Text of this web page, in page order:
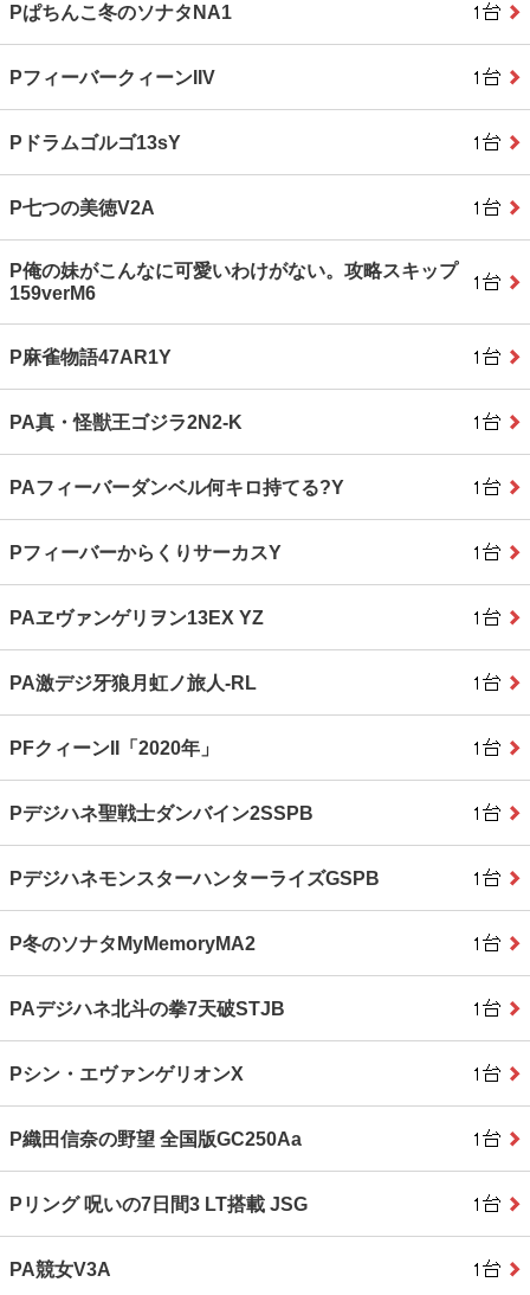
Pぱちんこ冬のソナタNA1
PフィーバークィーンIIV
Pドラムゴルゴ13sY
P七つの美徳V2A
P俺の妹がこんなに可愛いわけがない。攻略スキップ
159verM6
P麻雀物語47AR1Y
PA真・怪獣王ゴジラ2N2-K
PAフィーバーダンベル何キロ持てる?Y
PフィーバーからくりサーカスY
PAヱヴァンゲリヲン13EX YZ
PA激デジ牙狼月虹ノ旅人-RL
PFクィーンII「2020年」
Pデジハネ聖戦士ダンバイン2SSPB
PデジハネモンスターハンターライズGSPB
P冬のソナタMyMemoryMA2
PAデジハネ北斗の拳7天破STJB
Pシン・エヴァンゲリオンX
P織田信奈の野望 全国版GC250Aa
Pリング 呪いの7日間3 LT搭載 JSG
PA競女V3A